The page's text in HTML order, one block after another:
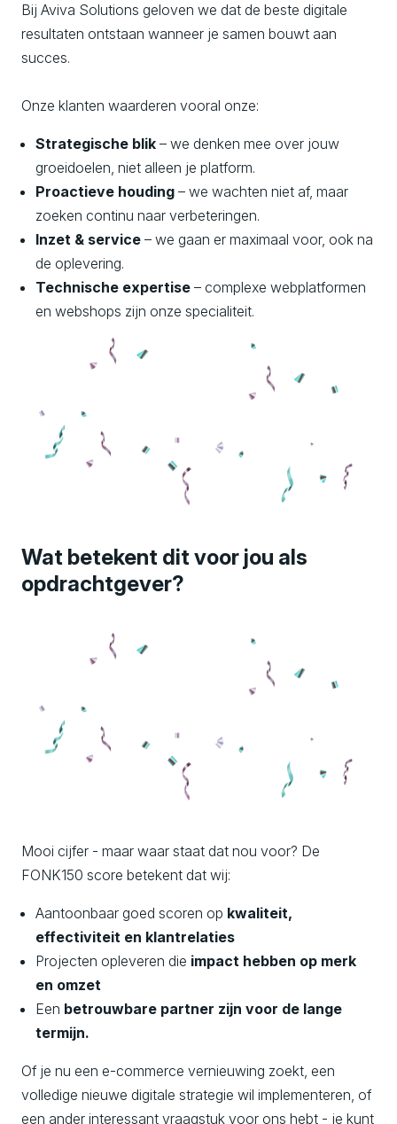
Bij Aviva Solutions geloven we dat de beste digitale
resultaten ontstaan wanneer je samen bouwt aan
succes.
Onze klanten waarderen vooral onze:
Strategische blik – we denken mee over jouw
groeidoelen, niet alleen je platform.
Proactieve houding – we wachten niet af, maar
zoeken continu naar verbeteringen.
Inzet & service – we gaan er maximaal voor, ook na
de oplevering.
Technische expertise – complexe webplatformen
en webshops zijn onze specialiteit.
Wat betekent dit voor jou als
opdrachtgever?
Mooi cijfer - maar waar staat dat nou voor? De
FONK150 score betekent dat wij:
Aantoonbaar goed scoren op kwaliteit,
effectiviteit en klantrelaties
Projecten opleveren die impact hebben op merk
en omzet
Een betrouwbare partner zijn voor de lange
termijn.
Of je nu een e-commerce vernieuwing zoekt, een
volledige nieuwe digitale strategie wil implementeren, of
een ander interessant vraagstuk voor ons hebt - je kunt